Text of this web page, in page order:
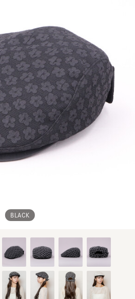
BLACK